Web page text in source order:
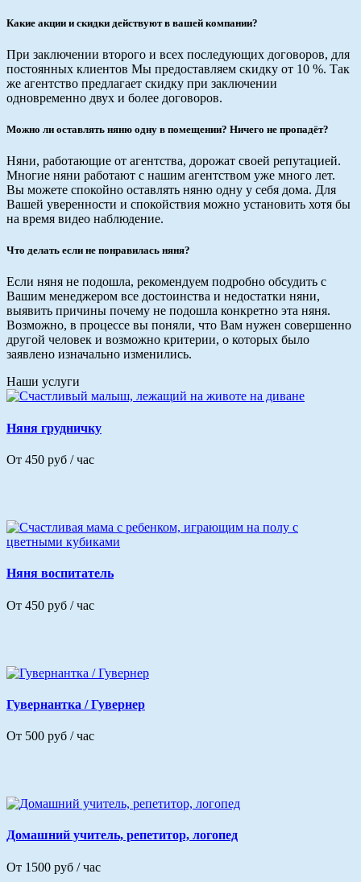
Какие акции и скидки действуют в вашей компании?
При заключении второго и всех последующих договоров, для
постоянных клиентов Мы предоставляем скидку от 10 %. Так
же агентство предлагает скидку при заключении
одновременно двух и более договоров.
Можно ли оставлять няню одну в помещении? Ничего не пропадёт?
Няни, работающие от агентства, дорожат своей репутацией.
Многие няни работают с нашим агентством уже много лет.
Вы можете спокойно оставлять няню одну у себя дома. Для
Вашей уверенности и спокойствия можно установить хотя бы
на время видео наблюдение.
Что делать если не понравилась няня?
Если няня не подошла, рекомендуем подробно обсудить с
Вашим менеджером все достоинства и недостатки няни,
выявить причины почему не подошла конкретно эта няня.
Возможно, в процессе вы поняли, что Вам нужен совершенно
другой человек и возможно критерии, о которых было
заявлено изначально изменились.
Наши услуги
Няня грудничку
От 450 руб / час
Няня воспитатель
От 450 руб / час
Гувернантка / Гувернер
От 500 руб / час
Домашний учитель, репетитор, логопед
От 1500 руб / час